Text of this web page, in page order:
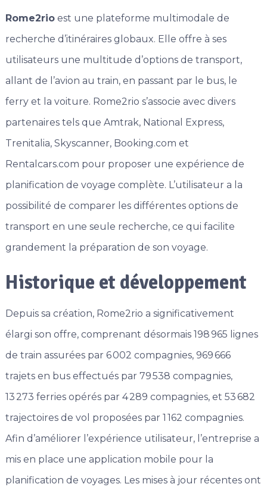
Rome2rioest une plateforme multimodale de
recherche d’itinéraires globaux. Elle offre à ses
utilisateurs une multitude d’options de transport,
allant de l’avion au train, en passant par le bus, le
ferry et la voiture. Rome2rio s’associe avec divers
partenaires tels que Amtrak, National Express,
Trenitalia, Skyscanner, Booking.com et
Rentalcars.com pour proposer une expérience de
planification de voyage complète. L’utilisateur a la
possibilité de comparer les différentes options de
transport en une seule recherche, ce qui facilite
grandement la préparation de son voyage.
Historique et développement
Depuis sa création, Rome2rio a significativement
élargi son offre, comprenant désormais 198 965 lignes
de train assurées par 6 002 compagnies, 969 666
trajets en bus effectués par 79 538 compagnies,
13 273 ferries opérés par 4 289 compagnies, et 53 682
trajectoires de vol proposées par 1 162 compagnies.
Afin d’améliorer l’expérience utilisateur, l’entreprise a
mis en place une application mobile pour la
planification de voyages. Les mises à jour récentes ont